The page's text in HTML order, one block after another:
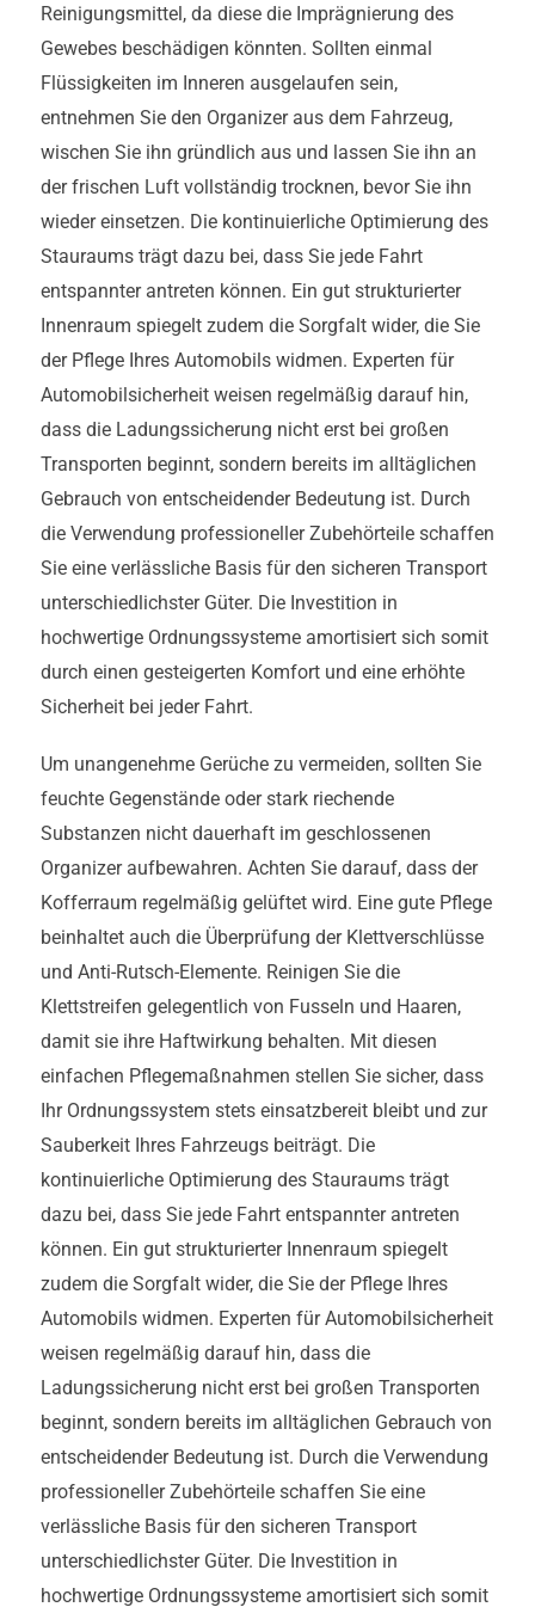
Reinigungsmittel, da diese die Imprägnierung des
Gewebes beschädigen könnten. Sollten einmal
Flüssigkeiten im Inneren ausgelaufen sein,
entnehmen Sie den Organizer aus dem Fahrzeug,
wischen Sie ihn gründlich aus und lassen Sie ihn an
der frischen Luft vollständig trocknen, bevor Sie ihn
wieder einsetzen. Die kontinuierliche Optimierung des
Stauraums trägt dazu bei, dass Sie jede Fahrt
entspannter antreten können. Ein gut strukturierter
Innenraum spiegelt zudem die Sorgfalt wider, die Sie
der Pflege Ihres Automobils widmen. Experten für
Automobilsicherheit weisen regelmäßig darauf hin,
dass die Ladungssicherung nicht erst bei großen
Transporten beginnt, sondern bereits im alltäglichen
Gebrauch von entscheidender Bedeutung ist. Durch
die Verwendung professioneller Zubehörteile schaffen
Sie eine verlässliche Basis für den sicheren Transport
unterschiedlichster Güter. Die Investition in
hochwertige Ordnungssysteme amortisiert sich somit
durch einen gesteigerten Komfort und eine erhöhte
Sicherheit bei jeder Fahrt.
Um unangenehme Gerüche zu vermeiden, sollten Sie
feuchte Gegenstände oder stark riechende
Substanzen nicht dauerhaft im geschlossenen
Organizer aufbewahren. Achten Sie darauf, dass der
Kofferraum regelmäßig gelüftet wird. Eine gute Pflege
beinhaltet auch die Überprüfung der Klettverschlüsse
und Anti-Rutsch-Elemente. Reinigen Sie die
Klettstreifen gelegentlich von Fusseln und Haaren,
damit sie ihre Haftwirkung behalten. Mit diesen
einfachen Pflegemaßnahmen stellen Sie sicher, dass
Ihr Ordnungssystem stets einsatzbereit bleibt und zur
Sauberkeit Ihres Fahrzeugs beiträgt. Die
kontinuierliche Optimierung des Stauraums trägt
dazu bei, dass Sie jede Fahrt entspannter antreten
können. Ein gut strukturierter Innenraum spiegelt
zudem die Sorgfalt wider, die Sie der Pflege Ihres
Automobils widmen. Experten für Automobilsicherheit
weisen regelmäßig darauf hin, dass die
Ladungssicherung nicht erst bei großen Transporten
beginnt, sondern bereits im alltäglichen Gebrauch von
entscheidender Bedeutung ist. Durch die Verwendung
professioneller Zubehörteile schaffen Sie eine
verlässliche Basis für den sicheren Transport
unterschiedlichster Güter. Die Investition in
hochwertige Ordnungssysteme amortisiert sich somit